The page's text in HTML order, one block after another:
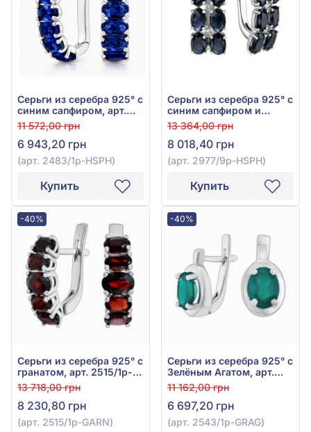
Серьги из серебра 925° с
синим сапфиром, арт.
2483/1р-HSPH
11 572,00 грн
6 943,20 грн
(арт. 2483/1р-HSPH)
Купить
Серьги из серебра 925° с
синим сапфиром и
фианитом, арт. 2977/9p-
HSPH
13 364,00 грн
8 018,40 грн
(арт. 2977/9p-HSPH)
Купить
-40%
Серьги из серебра 925° с
гранатом, арт. 2515/1р-
GARN
13 718,00 грн
8 230,80 грн
(арт. 2515/1р-GARN)
-40%
Серьги из серебра 925° с
Зелёным Агатом, арт.
2543/1р-GRAG
11 162,00 грн
6 697,20 грн
(арт. 2543/1р-GRAG)